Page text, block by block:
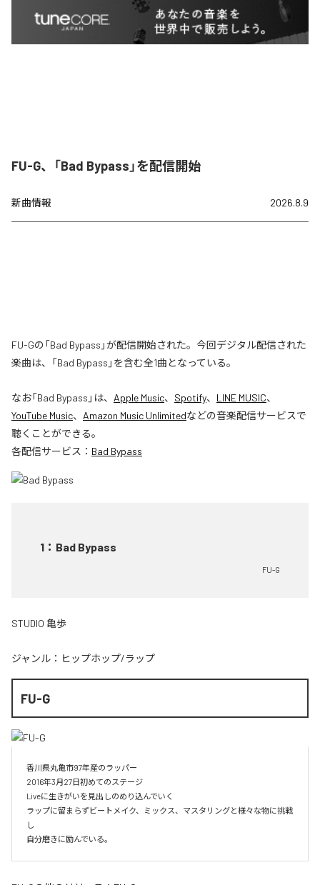
FU-G、「Bad Bypass」を配信開始
新曲情報 2026.8.9
FU-Gの「Bad Bypass」が配信開始された。今回デジタル配信された
楽曲は、「Bad Bypass」を含む全1曲となっている。
なお「Bad Bypass 」は、 Apple Music、 Spotify、 LINE MUSIC、
YouTube Music、 Amazon Music Unlimitedなどの音楽配信サービスで
聴くことができる。
各配信サービス： Bad Bypass
1 ： Bad Bypass
FU-G
STUDIO 亀歩
ジャンル： ヒップホップ/ラップ
FU-G
香川県丸亀市97年産のラッパー
2016年3月27日初めてのステージ
Liveに生きがいを見出しのめり込んでいく
ラップに留まらずビートメイク、ミックス、マスタリングと様々な物に挑戦
し
自分磨きに励んでいる。